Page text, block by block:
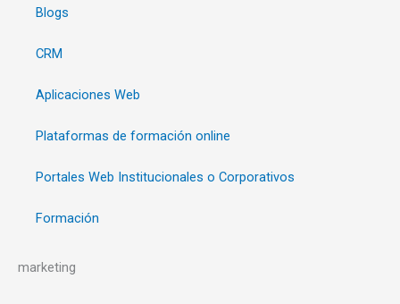
Blogs
CRM
Aplicaciones Web
Plataformas de formación online
Portales Web Institucionales o Corporativos
Formación
marketing